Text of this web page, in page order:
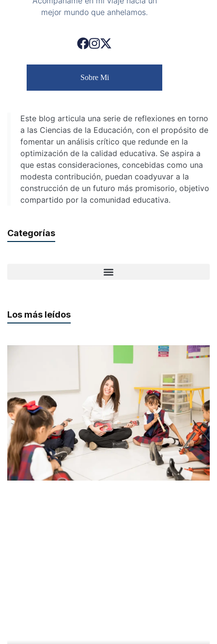
mejor mundo que anhelamos.
Sobre Mi
Este blog articula una serie de reflexiones en torno
a las Ciencias de la Educación, con el propósito de
fomentar un análisis crítico que redunde en la
optimización de la calidad educativa. Se aspira a
que estas consideraciones, concebidas como una
modesta contribución, puedan coadyuvar a la
construcción de un futuro más promisorio, objetivo
compartido por la comunidad educativa.
Categorías
Los más leídos